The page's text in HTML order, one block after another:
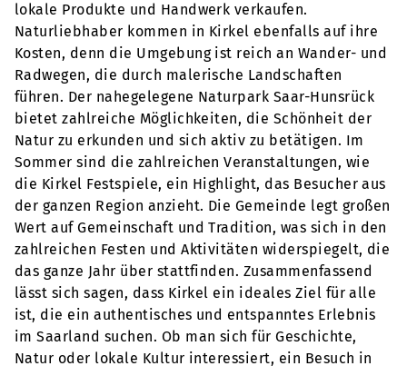
lokale Produkte und Handwerk verkaufen.
Naturliebhaber kommen in Kirkel ebenfalls auf ihre
Kosten, denn die Umgebung ist reich an Wander- und
Radwegen, die durch malerische Landschaften
führen. Der nahegelegene Naturpark Saar-Hunsrück
bietet zahlreiche Möglichkeiten, die Schönheit der
Natur zu erkunden und sich aktiv zu betätigen. Im
Sommer sind die zahlreichen Veranstaltungen, wie
die Kirkel Festspiele, ein Highlight, das Besucher aus
der ganzen Region anzieht. Die Gemeinde legt großen
Wert auf Gemeinschaft und Tradition, was sich in den
zahlreichen Festen und Aktivitäten widerspiegelt, die
das ganze Jahr über stattfinden. Zusammenfassend
lässt sich sagen, dass Kirkel ein ideales Ziel für alle
ist, die ein authentisches und entspanntes Erlebnis
im Saarland suchen. Ob man sich für Geschichte,
Natur oder lokale Kultur interessiert, ein Besuch in